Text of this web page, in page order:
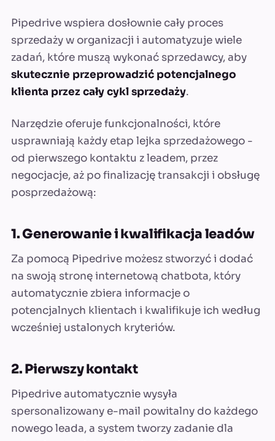
Pipedrive wspiera dosłownie cały proces
sprzedaży w organizacji i automatyzuje wiele
zadań, które muszą wykonać sprzedawcy, aby
skutecznie przeprowadzić potencjalnego
klienta przez cały cykl sprzedaży.
Narzędzie oferuje funkcjonalności, które
usprawniają każdy etap lejka sprzedażowego -
od pierwszego kontaktu z leadem, przez
negocjacje, aż po finalizację transakcji i obsługę
posprzedażową:
1. Generowanie i kwalifikacja leadów
Za pomocą Pipedrive możesz stworzyć i dodać
na swoją stronę internetową chatbota, który
automatycznie zbiera informacje o
potencjalnych klientach i kwalifikuje ich według
wcześniej ustalonych kryteriów.
2. Pierwszy kontakt
Pipedrive automatycznie wysyła
spersonalizowany e-mail powitalny do każdego
nowego leada, a system tworzy zadanie dla